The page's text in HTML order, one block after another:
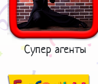
Супер агенты